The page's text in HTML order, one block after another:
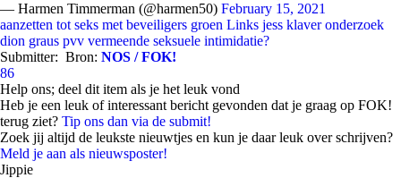
— Harmen Timmerman (@harmen50) February 15, 2021
aanzetten tot seks met beveiligers groen Links jess klaver onderzoek
dion graus pvv vermeende seksuele intimidatie?
Submitter: Bron: NOS / FOK!
86
Help ons; deel dit item als je het leuk vond
Heb je een leuk of interessant bericht gevonden dat je graag op FOK!
terug ziet? Tip ons dan via de submit!
Zoek jij altijd de leukste nieuwtjes en kun je daar leuk over schrijven?
Meld je aan als nieuwsposter!
Jippie